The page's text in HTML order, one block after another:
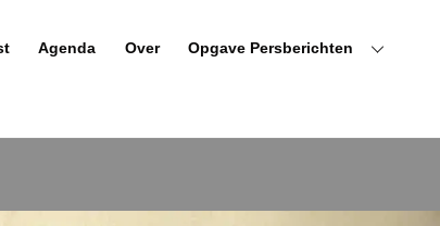
Agenda Over Opgave Persberichten